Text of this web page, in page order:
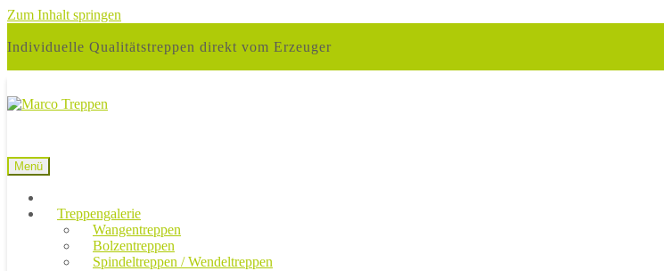
Zum Inhalt springen
Individuelle Qualitätstreppen direkt vom Erzeuger
Menü
Treppengalerie
Wangentreppen
Bolzentreppen
Spindeltreppen / Wendeltreppen